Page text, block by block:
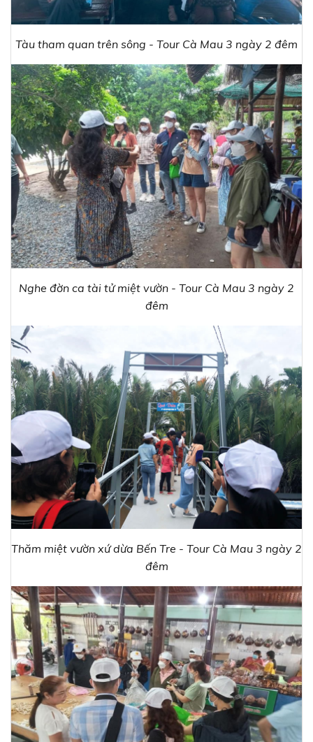
Tàu tham quan trên sông - Tour Cà Mau 3 ngày 2 đêm
Nghe đờn ca tài tử miệt vườn - Tour Cà Mau 3 ngày 2
đêm
Thăm miệt vườn xứ dừa Bến Tre - Tour Cà Mau 3 ngày 2
đêm